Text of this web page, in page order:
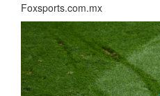
Foxsports.com.mx